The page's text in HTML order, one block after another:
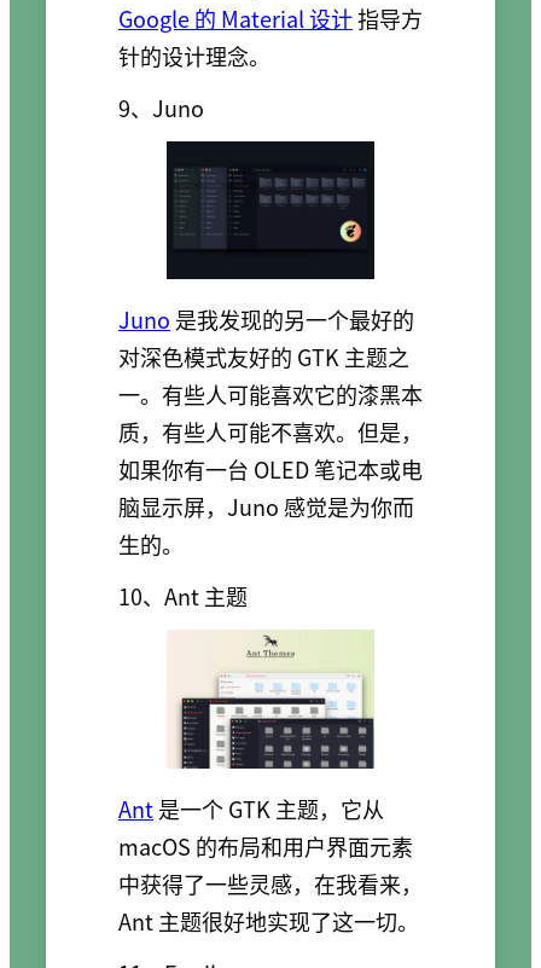
Google 的 Material 设计指导方
针的设计理念。
9、Juno
Juno 是我发现的另一个最好的
对深色模式友好的 GTK 主题之
一。有些人可能喜欢它的漆黑本
质，有些人可能不喜欢。但是，
如果你有一台 OLED 笔记本或电
脑显示屏，Juno 感觉是为你而
生的。
10、Ant 主题
Ant是一个 GTK 主题，它从
macOS 的布局和用户界面元素
中获得了一些灵感，在我看来，
Ant 主题很好地实现了这一切。